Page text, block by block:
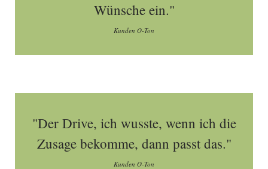
Wünsche ein."
Kunden O-Ton
"Der Drive, ich wusste, wenn ich die
Zusage bekomme, dann passt das."
Kunden O-Ton